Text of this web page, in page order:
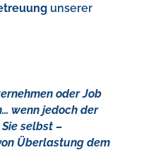
unserer
oder Job
wenn jedoch der
selbst –
Überlastung dem